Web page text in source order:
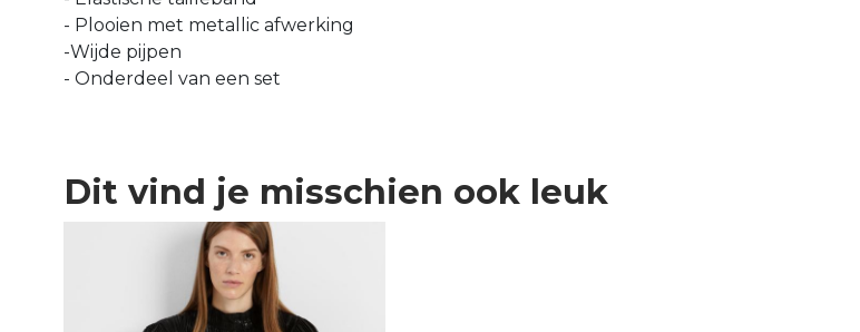
- Plooien met metallic afwerking
-Wijde pijpen
- Onderdeel van een set
Dit vind je misschien ook leuk